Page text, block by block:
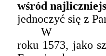
wśród
jednoczyć się z
W
roku 1573, jako